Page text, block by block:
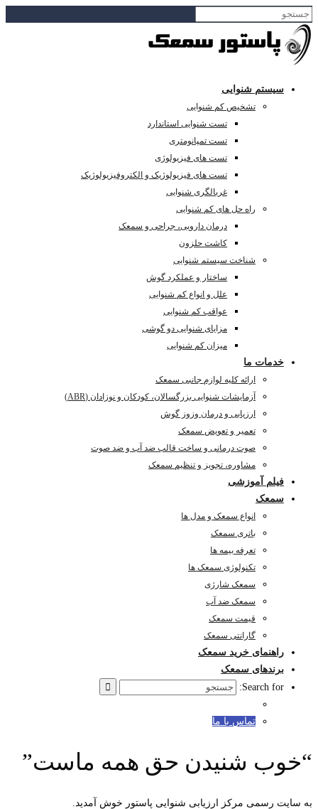
سیستم شنوایی
تشخیص کم شنوایی
تست شنوایی استاندارد
تست تمپانومتری
تست های فیزیولوژی
تست های فیزیولوژیک و الکتروفیزیولوژیک
غربالگری شنوایی
راه حل های کم شنوایی
درمان دارویی، جراحی و سمعک
کاشت حلزون
شناخت سیستم شنوایی
ساختار و عملکرد گوش
علل و انواع کم شنوایی
عواقب کم شنوایی
مزایای شنوایی دو گوشی
میزان کم شنوایی
خدمات ما
ارائه کلیه لوازم جانبی سمعک
آزمایشات شنوایی بزرگسالان، کودکان و نوزادان (ABR)
ارزیابی و درمان وزوز گوش
تعمیر و تعویض سمعک
صوت درمانی و ساخت قالب ضد آب و ضد صوت
مشاوره، تجویز و تنظیم سمعک
فیلم آموزشی
سمعک
انواع سمعک و مدل ها
باتری سمعک
تعرفه بیمه ها
تکنولوژی سمعک ها
سمعک شارژی
سمعک ضد آب
قیمت سمعک
گارانتی سمعک
راهنمای خرید سمعک
برندهای سمعک
Search for:
تماس با ما
“خوب شنیدن حق همه ماست”
به سایت رسمی مرکز ارزیابی شنوایی پاستور خوش آمدید.